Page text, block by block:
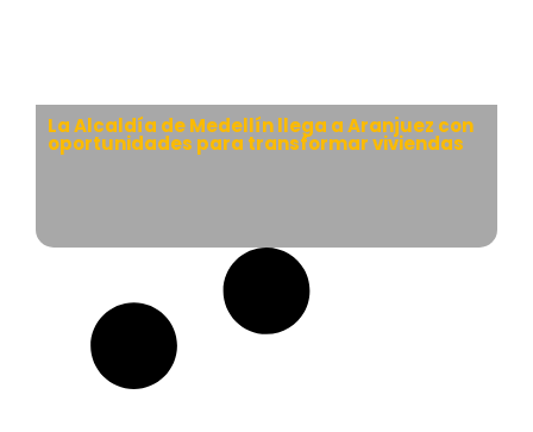
La Alcaldía de Medellín llega a Aranjuez con
oportunidades para transformar viviendas